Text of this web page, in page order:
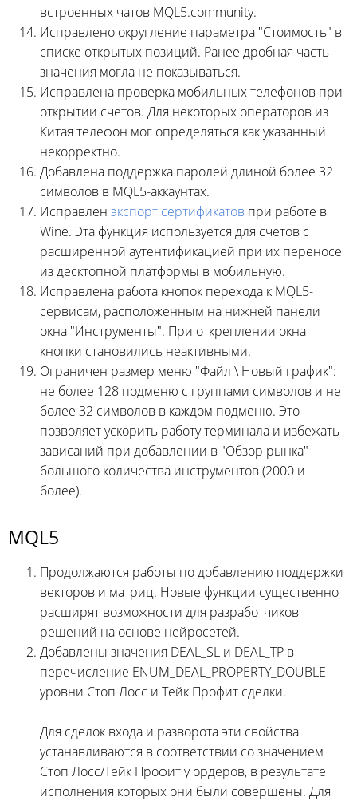
встроенных чатов MQL5.community.
Исправлено округление параметра "Стоимость" в
списке открытых позиций. Ранее дробная часть
значения могла не показываться.
Исправлена проверка мобильных телефонов при
открытии счетов. Для некоторых операторов из
Китая телефон мог определяться как указанный
некорректно.
Добавлена поддержка паролей длиной более 32
символов в MQL5-аккаунтах.
Исправлен экспорт сертификатов при работе в
Wine. Эта функция используется для счетов с
расширенной аутентификацией при их переносе
из десктопной платформы в мобильную.
Исправлена работа кнопок перехода к MQL5-
сервисам, расположенным на нижней панели
окна "Инструменты". При откреплении окна
кнопки становились неактивными.
Ограничен размер меню "Файл \ Новый график":
не более 128 подменю с группами символов и не
более 32 символов в каждом подменю. Это
позволяет ускорить работу терминала и избежать
зависаний при добавлении в "Обзор рынка"
большого количества инструментов (2000 и
более).
MQL5
Продолжаются работы по добавлению поддержки
векторов и матриц. Новые функции существенно
расширят возможности для разработчиков
решений на основе нейросетей.
Добавлены значения DEAL_SL и DEAL_TP в
перечисление ENUM_DEAL_PROPERTY_DOUBLE —
уровни Стоп Лосс и Тейк Профит сделки.
Для сделок входа и разворота эти свойства
устанавливаются в соответствии со значением
Стоп Лосс/Тейк Профит у ордеров, в результате
исполнения которых они были совершены. Для